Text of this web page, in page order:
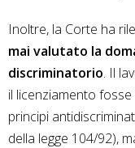
Inoltre, la Corte ha
mai valutato la
discriminatorio. Il
il licenziamento
principi
della legge 104/92),